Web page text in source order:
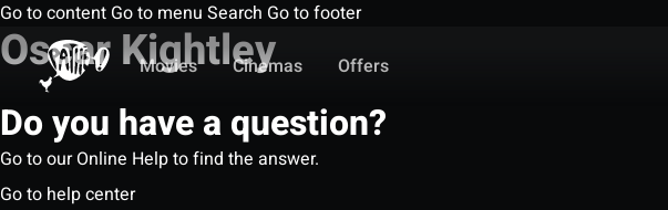
Go to content Go to menu Search Go to footer
Movies
Cinemas Offers
Oscar Kightley
Do you have a question?
Go to our Online Help to find the answer.
Go to help center